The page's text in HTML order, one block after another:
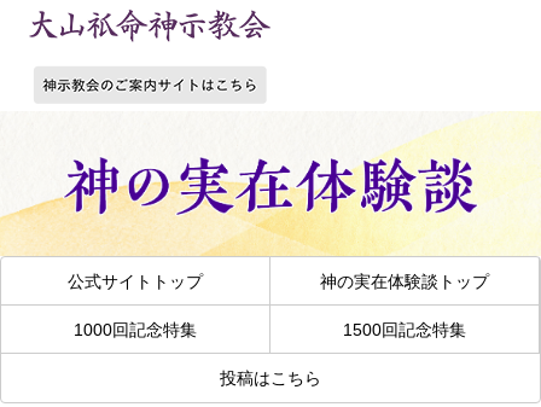
公式サイトトップ 神の実在体験談トップ
1000回記念特集 1500回記念特集
投稿はこちら